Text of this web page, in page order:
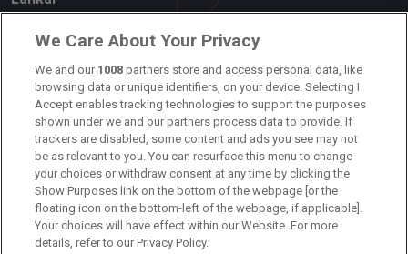
Om oss
Kontakta oss
Kundtjänst
Sponsor: Rekatochklart
Annonsera på Fotbolldirekt
Redaktionell policy
We Care About Your Privacy
We and our 1008 partners store and access personal data, like
browsing data or unique identifiers, on your device. Selecting I
Accept enables tracking technologies to support the purposes
shown under we and our partners process data to provide. If
trackers are disabled, some content and ads you see may not
be as relevant to you. You can resurface this menu to change
your choices or withdraw consent at any time by clicking the
Show Purposes link on the bottom of the webpage [or the
floating icon on the bottom-left of the webpage, if applicable].
Your choices will have effect within our Website. For more
details, refer to our Privacy Policy.